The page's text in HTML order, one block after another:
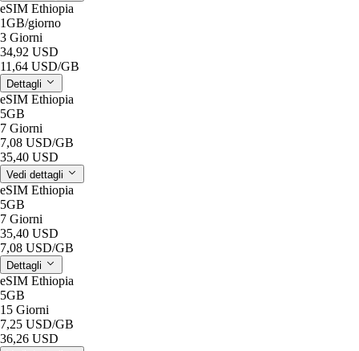
eSIM Ethiopia
1GB/giorno
3 Giorni
34,92 USD
11,64 USD/GB
Dettagli
eSIM Ethiopia
5GB
7 Giorni
7,08 USD/GB
35,40 USD
Vedi dettagli
eSIM Ethiopia
5GB
7 Giorni
35,40 USD
7,08 USD/GB
Dettagli
eSIM Ethiopia
5GB
15 Giorni
7,25 USD/GB
36,26 USD